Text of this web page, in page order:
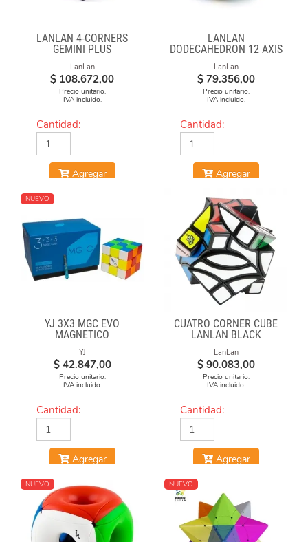
LANLAN 4-CORNERS
GEMINI PLUS
LanLan
$ 108.672,00
Precio unitario.
IVA incluido.
Cantidad:
Agregar
LANLAN
DODECAHEDRON 12 AXIS
LanLan
$ 79.356,00
Precio unitario.
IVA incluido.
Cantidad:
Agregar
NUEVO
YJ 3X3 MGC EVO
MAGNETICO
YJ
$ 42.847,00
Precio unitario.
IVA incluido.
Cantidad:
Agregar
CUATRO CORNER CUBE
LANLAN BLACK
LanLan
$ 90.083,00
Precio unitario.
IVA incluido.
Cantidad:
Agregar
NUEVO NUEVO